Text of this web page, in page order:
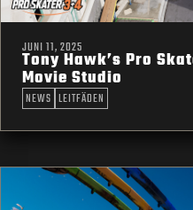
JUNI 11, 2025
Tony Hawk’s Pro
Movie Studio
NEWS LEITFÄDEN